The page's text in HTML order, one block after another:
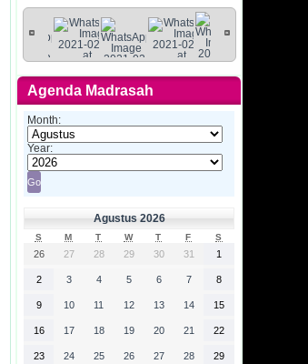
Agenda Madrasah
Month:
Year:
Agustus 2026
S M T W T F S
26 27 28 29 30 31 1
2 3 4 5 6 7 8
9 10 11 12 13 14 15
16 17 18 19 20 21 22
23 24 25 26 27 28 29